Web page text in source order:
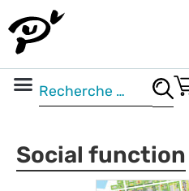
Social function